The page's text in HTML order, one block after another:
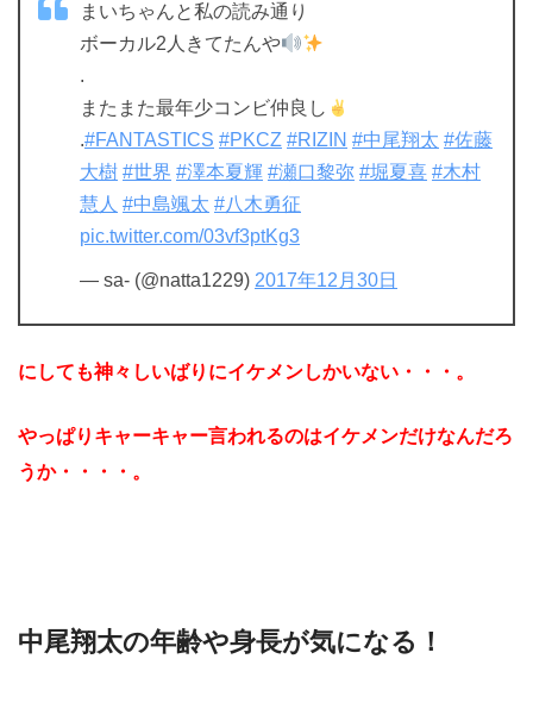
まいちゃんと私の読み通り
ボーカル2人きてたんや
.
またまた最年少コンビ仲良し
.#FANTASTICS #PKCZ #RIZIN #中尾翔太 #佐藤
大樹 #世界 #澤本夏輝 #瀬口黎弥 #堀夏喜 #木村
慧人 #中島颯太 #八木勇征
pic.twitter.com/03vf3ptKg3
— sa- (@natta1229) 2017年12月30日
にしても神々しいばりにイケメンしかいない・・・。
やっぱりキャーキャー言われるのはイケメンだけなんだろ
うか・・・・。
中尾翔太の年齢や身長が気になる！